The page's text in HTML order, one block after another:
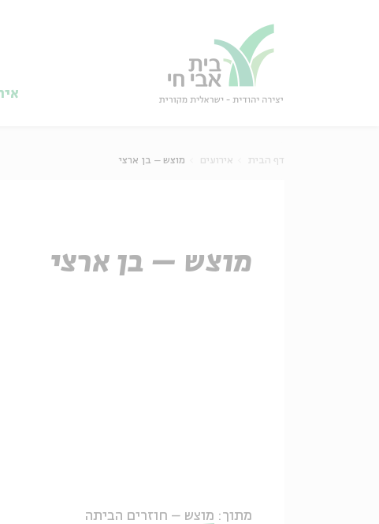
דף הבית אירועים מוצש – בן ארצי
מוצש – בן ארצי
מתוך: מוצש – חוזרים הביתה